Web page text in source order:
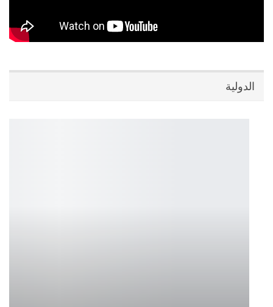
الدولية